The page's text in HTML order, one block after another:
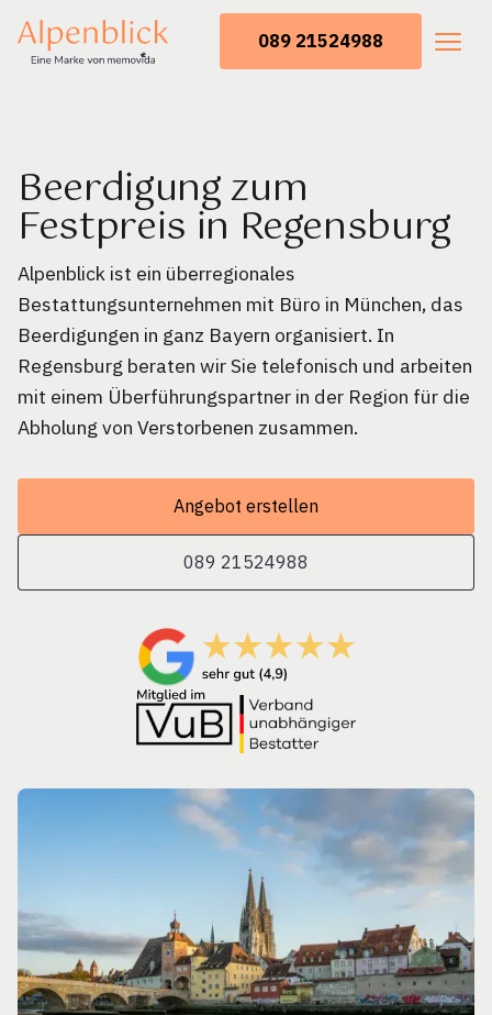
089 21524988
Beerdigung zum
Festpreis in Regensburg
Alpenblick ist ein überregionales
Bestattungsunternehmen mit Büro in München, das
Beerdigungen in ganz Bayern organisiert. In
Regensburg beraten wir Sie telefonisch und arbeiten
mit einem Überführungspartner in der Region für die
Abholung von Verstorbenen zusammen.
Angebot erstellen
089 21524988